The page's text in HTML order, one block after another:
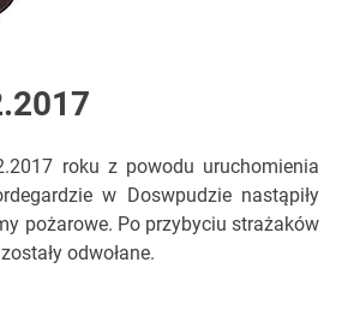
roku z powodu uruchomienia
w Doswpudzie nastąpiły
pożarowe. Po przybyciu strażaków
odwołane.